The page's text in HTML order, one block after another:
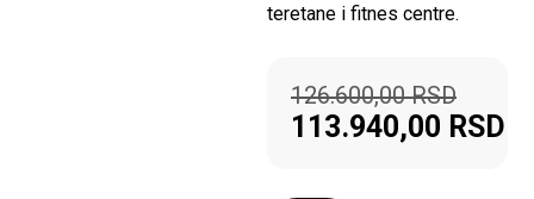
teretane i fitnes centre.
126.600,00RSD
113.940,00 RSD